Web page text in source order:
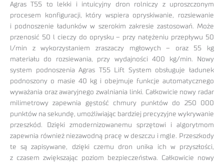
Agras T55 to lekki i intuicyjny dron rolniczy z uproszczonym
procesem konfiguracji, który wspiera opryskiwanie, rozsiewanie
i podnoszenie ładunków w szerokim zakresie zastosowań. Może
przenosić 50 l cieczy do oprysku – przy natężeniu przepływu 50
l/min z wykorzystaniem zraszaczy mgłowych – oraz 55 kg
materiału do rozsiewania, przy wydajności 400 kg/min. Nowy
system podnoszenia Agras T55 Lift System obsługuje ładunek
podnoszony o masie 40 kg i obejmuje funkcje automatycznego
wyważania oraz awaryjnego zwalniania linki. Całkowicie nowy radar
milimetrowy zapewnia gęstość chmury punktów do 250 000
punktów na sekundę, umożliwiając bardziej precyzyjne wykrywanie
przeszkód. Dzięki zmodernizowanemu sprzętowi i algorytmom
zapewnia również niezawodną pracę w deszczu i mgle. Przeszkody
te są zapisywane, dzięki czemu dron unika ich w przyszłości,
z czasem zwiększając poziom bezpieczeństwa. Całkowicie nowy